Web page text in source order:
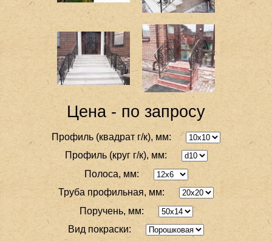
Цена - по запросу
Профиль (квадрат г/к), мм:
Профиль (круг г/к), мм:
Полоса, мм:
Труба профильная, мм:
Поручень, мм:
Вид покраски: